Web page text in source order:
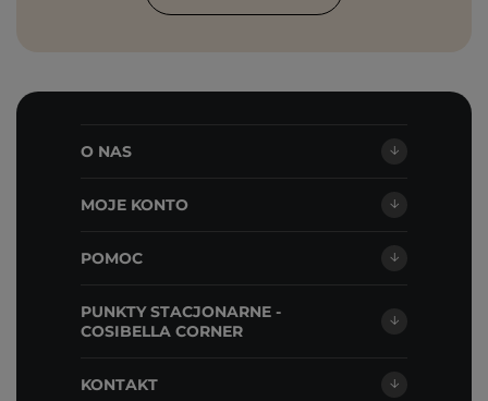
O NAS
MOJE KONTO
POMOC
PUNKTY STACJONARNE -
COSIBELLA CORNER
KONTAKT